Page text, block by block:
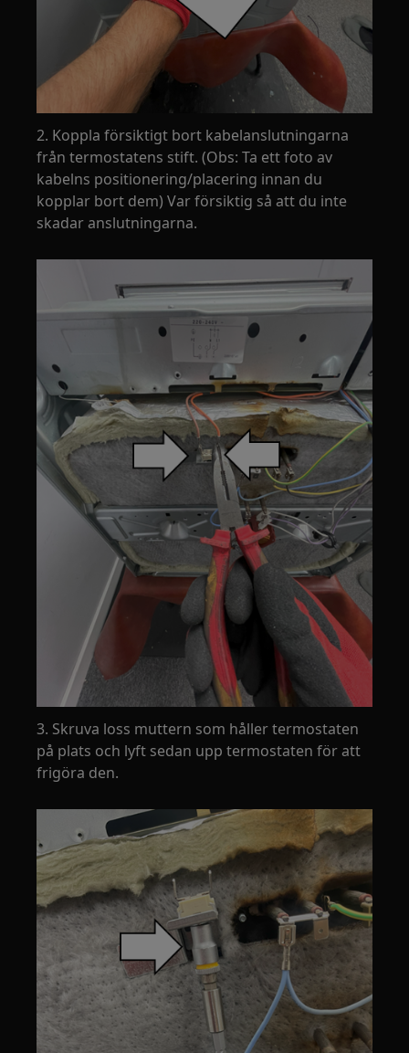
2. Koppla försiktigt bort kabelanslutningarna
från termostatens stift. (Obs: Ta ett foto av
kabelns positionering/placering innan du
kopplar bort dem) Var försiktig så att du inte
skadar anslutningarna.
3. Skruva loss muttern som håller termostaten
på plats och lyft sedan upp termostaten för att
frigöra den.